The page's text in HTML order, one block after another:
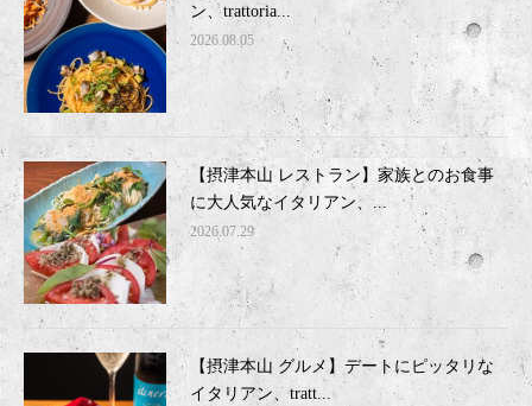
ン、trattoria...
2026.08.05
【摂津本山 レストラン】家族とのお食事
に大人気なイタリアン、...
2026.07.29
【摂津本山 グルメ】デートにピッタリな
イタリアン、tratt...